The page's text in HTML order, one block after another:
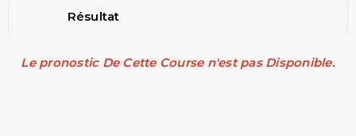
Résultat
Le pronostic De Cette Course n'est pas Disponible.